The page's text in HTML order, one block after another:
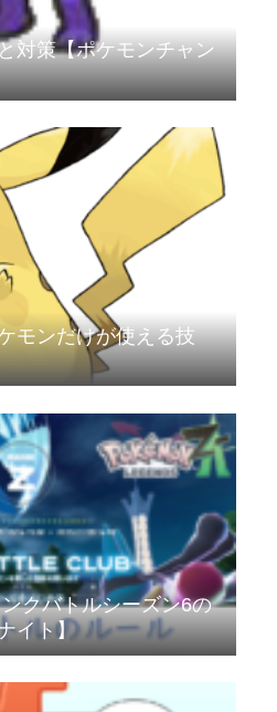
対策【ポケモンチャン
モンだけが使える技
クバトルシーズン6の
イト】